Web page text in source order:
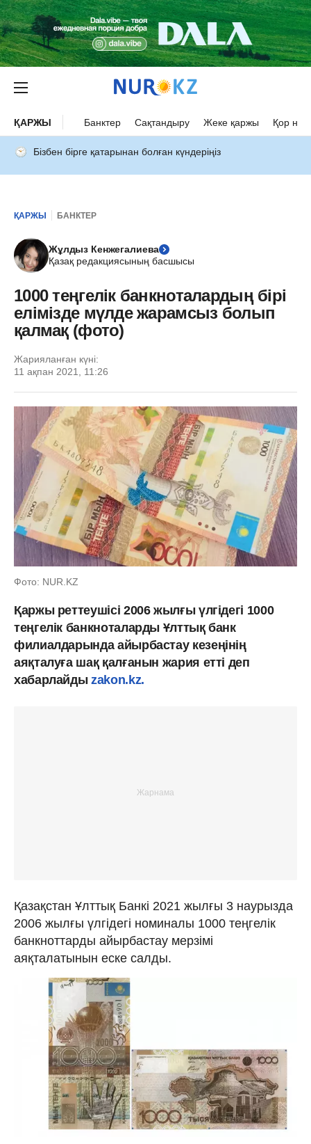
ҚАРЖЫ Банктер Сақтандыру Жеке қаржы Қор
Бізбен бірге қатарынан болған күндеріңіз
ҚАРЖЫ БАНКТЕР
Жұлдыз Кенжегалиева
Қазақ редакциясының басшысы
1000 теңгелік банкноталардың бірі
елімізде мүлде жарамсыз болып
қалмақ (фото)
Жарияланған күні:
11 ақпан 2021, 11:26
Фото: NUR.KZ
Қаржы реттеушісі 2006 жылғы үлгідегі 1000
теңгелік банкноталарды Ұлттық банк
филиалдарында айырбастау кезеңінің
аяқталуға шақ қалғанын жария етті деп
хабарлайдыzakon.kz.
Қазақстан Ұлттық Банкі 2021 жылғы 3 наурызда
2006 жылғы үлгідегі номиналы 1000 теңгелік
банкноттарды айырбастау мерзімі
аяқталатынын еске салды.